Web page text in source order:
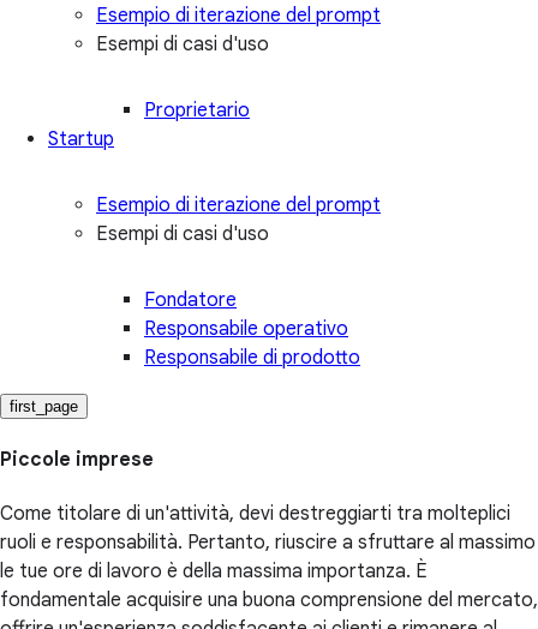
Esempio di iterazione del prompt
Esempi di casi d'uso
Proprietario
Startup
Esempio di iterazione del prompt
Esempi di casi d'uso
Fondatore
Responsabile operativo
Responsabile di prodotto
first_page
Piccole imprese
Come titolare di un'attività, devi destreggiarti tra molteplici
ruoli e responsabilità. Pertanto, riuscire a sfruttare al massimo
le tue ore di lavoro è della massima importanza. È
fondamentale acquisire una buona comprensione del mercato,